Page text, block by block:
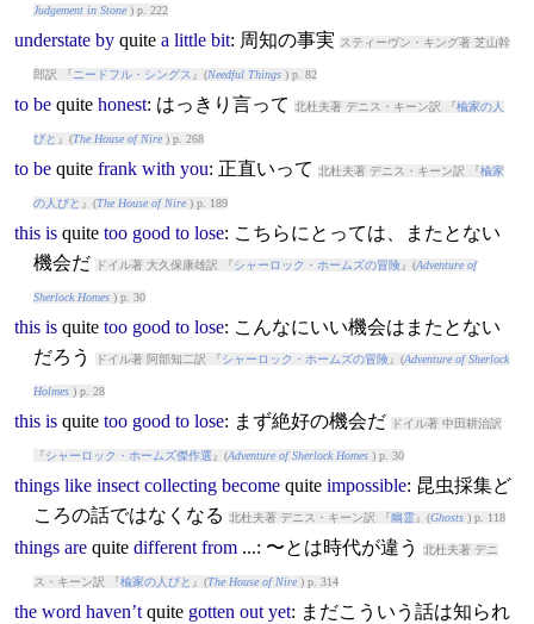
Judgement in Stone) p. 222
understate by quite a little bit: 周知の事実 スティーヴン・キング著 芝山幹
郎訳 『 ニードフル・シングス 』(Needful Things) p. 82
to be quite honest: はっきり言って 北杜夫著 デニス・キーン訳 『楡家の人
びと 』(The House of Nire) p. 268
to be quite frank with you: 正直いって 北杜夫著 デニス・キーン訳 『楡家
の人びと 』(The House of Nire) p. 189
this is quite too good to lose: こちらにとっては、またとない
機会だ
ドイル著 大久保康雄訳 『 シャーロック・ホームズの冒険』(Adventure of
Sherlock Homes) p. 30
this is quite too good to lose: こんなにいい機会はまたとない
だろう
ドイル著 阿部知二訳 『 シャーロック・ホームズの冒険』(Adventure of Sherlock
Holmes) p. 28
this is quite too good to lose: まず絶好の機会だ ドイル著 中田耕治訳
『 シャーロック・ホームズ傑作選 』(Adventure of Sherlock Homes) p. 30
things like insect collecting become quite impossible: 昆虫採集ど
ころの話ではなくなる 北杜夫著 デニス・キーン訳 『 幽霊』(Ghosts) p. 118
things are quite different from...: 〜とは時代が違う 北杜夫著 デニ
ス・キーン訳 『楡家の人びと 』(The House of Nire) p. 314
the word haven’t quite gotten out yet: まだこういう話は知られ